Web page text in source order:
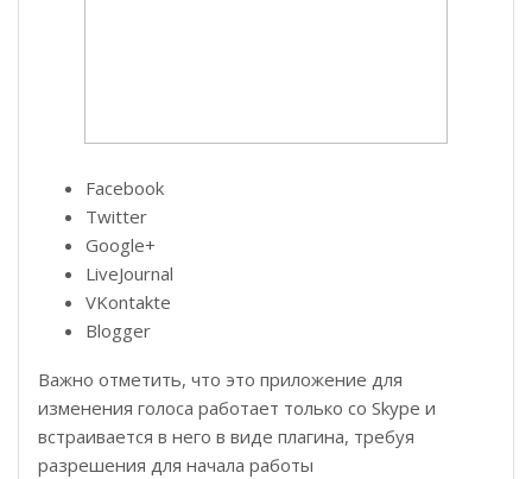
Facebook
Twitter
Google+
LiveJournal
VKontakte
Blogger
Важно отметить, что это приложение для
изменения голоса работает только со Skype и
встраивается в него в виде плагина, требуя
разрешения для начала работы